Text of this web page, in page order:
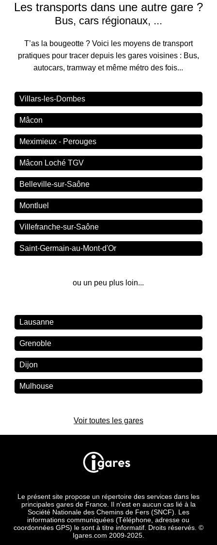
Les transports dans une autre gare ?
Bus, cars régionaux, ...
T’as la bougeotte ? Voici les moyens de transport
pratiques pour tracer depuis les gares voisines : Bus,
autocars, tramway et même métro des fois...
Villars-les-Dombes
Mâcon
Meximieux - Perouges
Mâcon Loché TGV
Belleville-sur-Saône
Montluel
Villefranche-sur-Saône
Saint-Germain-au-Mont-d'Or
ou un peu plus loin...
Lausanne
Grenoble
Dijon
Mulhouse
Voir toutes les gares
Le présent site propose un répertoire des services dans les
principales gares de France. Il n'est en aucun cas lié à la
Société Nationale des Chemins de Fers (SNCF). Les
informations communiquées (Téléphone, adresse ou
coordonnées GPS) le sont à titre informatif. Droits réservés. ©
Igares.com 2009-2025.